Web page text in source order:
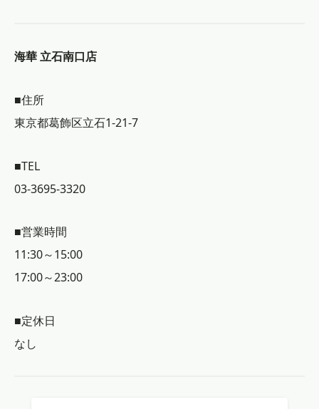
海華 立石南口店
■住所
東京都葛飾区立石1-21-7
■TEL
03-3695-3320
■営業時間
11:30～15:00
17:00～23:00
■定休日
なし